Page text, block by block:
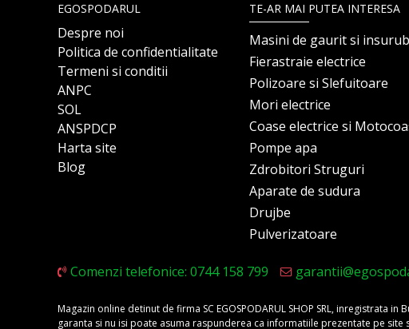
EGOSPODARUL
Despre noi
Politica de confidentialitate
Termeni si conditii
ANPC
SOL
ANSPDCP
Harta site
Blog
TE-AR MAI PUTEA INTERESA
Masini de gaurit si
Fierastraie electrice
Polizoare si Slefuitoare
Mori electrice
Coase electrice si
Pompe apa
Zdrobitori Struguri
Aparate de sudura
Drujbe
Pulverizatoare
Comenzi telefonice: 0744 158 799
Magazin online detinut de firma SC EGOSPODARUL SHOP SRL,
garanta si nu isi poate asuma raspunderea ca informatiile prezentate pe